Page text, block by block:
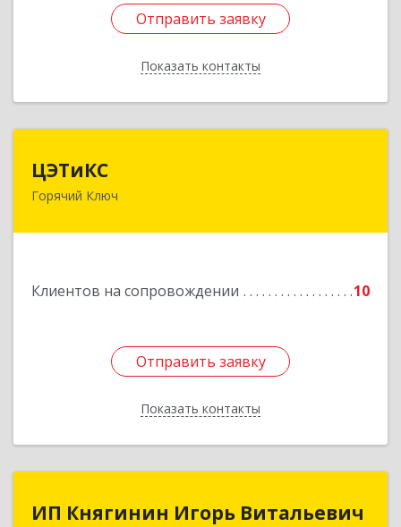
Отправить заявку
Показать контакты
Отправить заявку
Назад
ЦЭТиКС
Горячий Ключ
Клиентов на сопровождении 10
Отправить заявку
Показать контакты
353290, Краснодарский край, Горячий Ключ г,
Отправить заявку
Назад
ИП Княгинин Игорь Витальевич